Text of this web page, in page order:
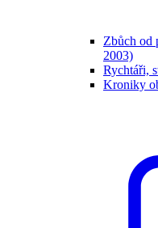
Zbůch od
2003)
Rychtáři,
Kroniky